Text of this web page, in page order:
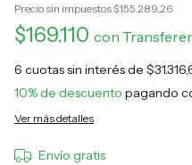
Precio sin impuestos$155.289,26
$169.110 con
6 cuotas sin interés de
10% de descuento pagando
Ver más detalles
Envío gratis